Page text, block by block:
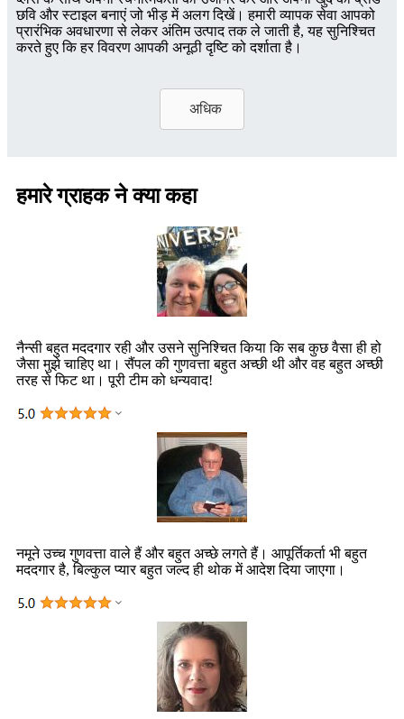
छवि और स्टाइल बनाएं जो भीड़ में अलग दिखें। हमारी व्यापक सेवा आपको
प्रारंभिक अवधारणा से लेकर अंतिम उत्पाद तक ले जाती है, यह सुनिश्चित
करते हुए कि हर विवरण आपकी अनूठी दृष्टि को दर्शाता है।
अधिक
हमारे ग्राहक ने क्या कहा
नैन्सी बहुत मददगार रही और उसने सुनिश्चित किया कि सब कुछ वैसा ही हो
जैसा मुझे चाहिए था। सैंपल की गुणवत्ता बहुत अच्छी थी और वह बहुत अच्छी
तरह से फिट था। पूरी टीम को धन्यवाद!
नमूने उच्च गुणवत्ता वाले हैं और बहुत अच्छे लगते हैं। आपूर्तिकर्ता भी बहुत
मददगार है, बिल्कुल प्यार बहुत जल्द ही थोक में आदेश दिया जाएगा।